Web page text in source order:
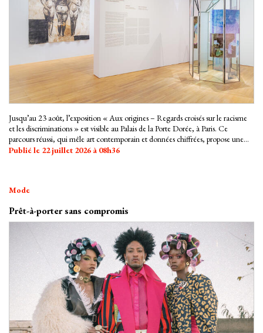
Jusqu’au 23 août, l’exposition « Aux origines – Regards croisés sur le racisme
et les discriminations » est visible au Palais de la Porte Dorée, à Paris. Ce
parcours réussi, qui mêle art contemporain et données chiffrées, propose une
approche aussi pédagogique que politique pour comprendre comment la haine
Publié le 22 juillet 2026 à 08h36
Mode
Prêt-à-porter sans compromis